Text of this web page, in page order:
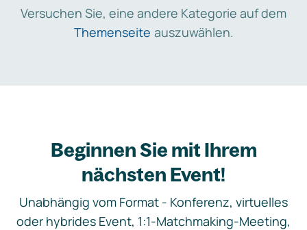
Versuchen Sie, eine andere Kategorie auf dem
Themenseite auszuwählen.
Beginnen Sie mit Ihrem
nächsten Event!
Unabhängig vom Format - Konferenz, virtuelles
oder hybrides Event, 1:1-Matchmaking-Meeting,